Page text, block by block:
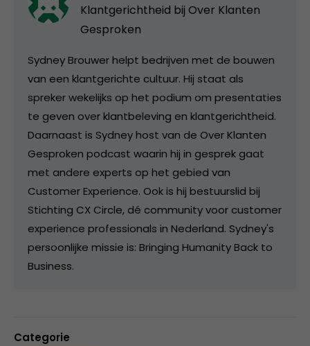
Klantgerichtheid bij Over Klanten
Gesproken
Sydney Brouwer helpt bedrijven met de bouwen
van een klantgerichte cultuur. Hij staat als
spreker wekelijks op het podium om presentaties
te geven over klantbeleving en klantgerichtheid.
Daarnaast is Sydney host van de Over Klanten
Gesproken podcast waarin hij in gesprek gaat
met andere experts op het gebied van
Customer Experience. Ook is hij bestuurslid bij
Stichting CX Circle, dé community voor customer
experience professionals in Nederland. Sydney's
persoonlijke missie is: Bringing Humanity Back to
Business.
Categorie